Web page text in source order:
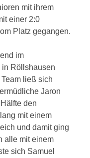
mit ihrem
einer 2:0
Platz gegangen.
im
Röllshausen
ließ sich
Jaron
den
mit einem
und damit ging
alle mit einem
sich Samuel